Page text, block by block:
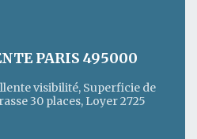
PARIS 495000
visibilité, Superficie de
30 places, Loyer 2725